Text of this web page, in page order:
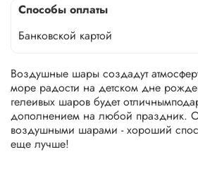
Способы оплаты
Банковской картой
Воздушные шары создадут
море радости на детском дне
гелеивых шаров будет
дополнением на любой праздник.
воздушными шарами - хороший
еще лучше!